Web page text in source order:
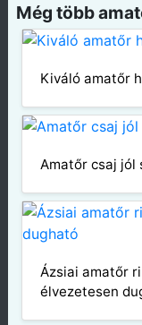
Még több
Kiváló amatőr
Amatőr csaj jól
Ázsiai amatőr
élvezetesen